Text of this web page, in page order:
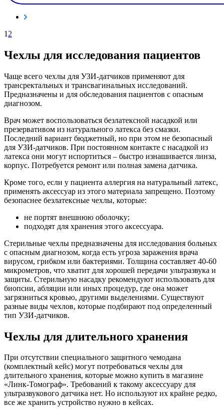
1 2
Чехлы для исследования пациентов
Чаще всего чехлы для УЗИ-датчиков применяют для
трансректальных и трансвагинальных исследований.
Предназначены и для обследования пациентов с опасным
диагнозом.
Врач может воспользоваться безлатексной насадкой или
презервативом из натурального латекса без смазки.
Последний вариант бюджетный, но при этом не безопасный
для УЗИ-датчиков. При постоянном контакте с насадкой из
латекса они могут испортиться – быстро изнашивается линза,
корпус. Потребуется ремонт или полная замена датчика.
Кроме того, если у пациента аллергия на натуральный латекс,
применять аксессуар из этого материала запрещено. Поэтому
безопаснее безлатексные чехлы, которые:
не портят внешнюю оболочку;
подходят для хранения этого аксессуара.
Стерильные чехлы предназначены для исследования больных
с опасным диагнозом, когда есть угроза заражения врача
вирусом, грибком или бактериями. Толщина составляет 40-60
микрометров, что хватит для хорошей передачи ультразвука и
защиты. Стерильную насадку рекомендуют использовать для
биопсии, абляции или иных процедур, где она может
загрязниться кровью, другими выделениями. Существуют
разные виды чехлов, которые подбирают под определенный
тип УЗИ-датчиков.
Чехлы для длительного хранения
При отсутствии специального защитного чемодана
(комплектный кейс) могут потребоваться чехлы для
длительного хранения, которые можно купить в магазине
«Линк-Томограф». Требований к такому аксессуару для
ультразвукового датчика нет. Но используют их крайне редко,
все же хранить устройство нужно в кейсах.